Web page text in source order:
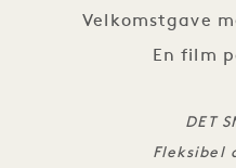
Velkomstgave
En film
DET
Fleksibel